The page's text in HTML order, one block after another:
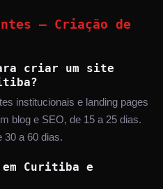
— Criação de
criar um site
institucionais e landing pages
blog e SEO, de 15 a 25 dias.
30 a 60 dias.
Curitiba e